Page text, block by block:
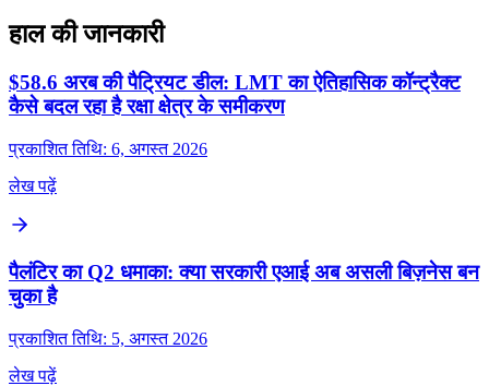
हाल की जानकारी
$58.6 अरब की पैट्रियट डील: LMT का ऐतिहासिक कॉन्ट्रैक्ट
कैसे बदल रहा है रक्षा क्षेत्र के समीकरण
प्रकाशित तिथि: 6, अगस्त 2026
लेख पढ़ें
पैलंटिर का Q2 धमाका: क्या सरकारी एआई अब असली बिज़नेस बन
चुका है
प्रकाशित तिथि: 5, अगस्त 2026
लेख पढ़ें